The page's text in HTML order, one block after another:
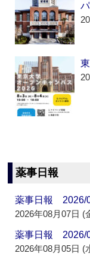
薬事日報
薬事日報 2026/
2026年08月07日 (
薬事日報 2026/
2026年08月05日 (